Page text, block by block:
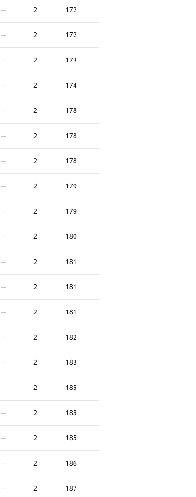
— 2 172
— 2 172
— 2 173
— 2 174
— 2 178
— 2 178
— 2 178
— 2 179
— 2 179
— 2 180
— 2 181
— 2 181
— 2 181
— 2 182
— 2 183
— 2 185
— 2 185
— 2 185
— 2 186
— 2 187